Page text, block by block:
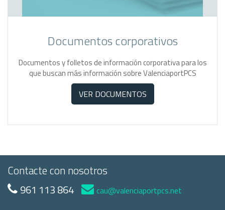
Documentos corporativos
Documentos y folletos de información corporativa para los
que buscan más información sobre ValenciaportPCS
VER DOCUMENTOS
Contacte con nosotros
961 113 864 cau@valenciaportpcs.net